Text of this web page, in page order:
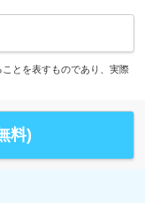
とを表すものであり、実際
料)